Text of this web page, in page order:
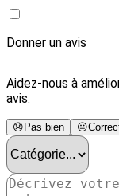
Donner un avis
Aidez-nous à
avis.
😞 Pas bien 😐